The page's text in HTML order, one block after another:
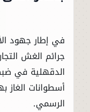
في إطار جهود
جرائم الغش
الدقهلية في
أسطوانات الغاز
الرسمي.